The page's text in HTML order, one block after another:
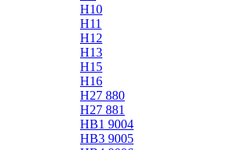
H10
H11
H12
H13
H15
H16
H27 880
H27 881
HB1 9004
HB3 9005